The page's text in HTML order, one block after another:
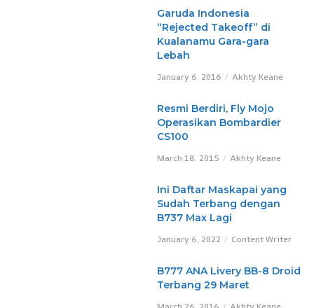
Garuda Indonesia
“Rejected Takeoff” di
Kualanamu Gara-gara
Lebah
January 6, 2016 Akhty Keane
Resmi Berdiri, Fly Mojo
Operasikan Bombardier
CS100
March 18, 2015 Akhty Keane
Ini Daftar Maskapai yang
Sudah Terbang dengan
B737 Max Lagi
January 6, 2022 Content Writer
B777 ANA Livery BB-8 Droid
Terbang 29 Maret